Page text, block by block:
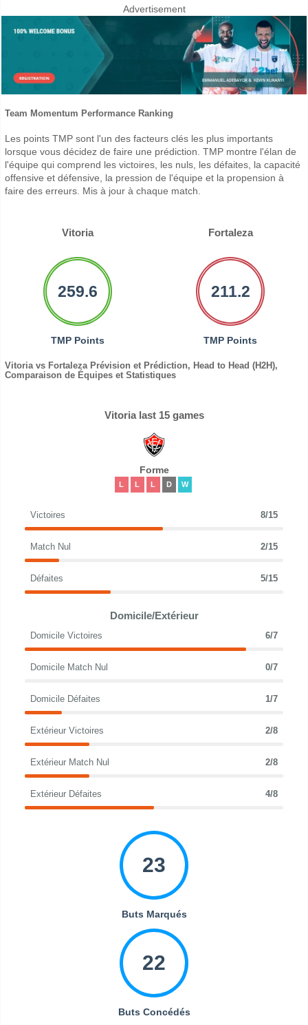
Advertisement
Team Momentum Performance Ranking
Les points TMP sont l'un des facteurs clés les plus importants
lorsque vous décidez de faire une prédiction. TMP montre l'élan de
l'équipe qui comprend les victoires, les nuls, les défaites, la capacité
offensive et défensive, la pression de l'équipe et la propension à
faire des erreurs. Mis à jour à chaque match.
Vitoria Fortaleza
259.6
TMP Points
211.2
TMP Points
Vitoria vs Fortaleza Prévision et Prédiction, Head to Head (H2H),
Comparaison de Équipes et Statistiques
Vitoria last 15 games
Forme
L L L D W
Victoires 8/15
Match Nul 2/15
Défaites 5/15
Domicile/Extérieur
Domicile Victoires 6/7
Domicile Match Nul 0/7
Domicile Défaites 1/7
Extérieur Victoires 2/8
Extérieur Match Nul 2/8
Extérieur Défaites 4/8
23
Buts Marqués
22
Buts Concédés